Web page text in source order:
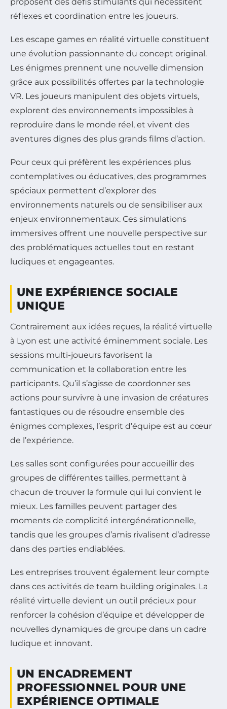
proposent des défis stimulants qui nécessitent
réflexes et coordination entre les joueurs.
Les escape games en réalité virtuelle constituent
une évolution passionnante du concept original.
Les énigmes prennent une nouvelle dimension
grâce aux possibilités offertes par la technologie
VR. Les joueurs manipulent des objets virtuels,
explorent des environnements impossibles à
reproduire dans le monde réel, et vivent des
aventures dignes des plus grands films d’action.
Pour ceux qui préfèrent les expériences plus
contemplatives ou éducatives, des programmes
spéciaux permettent d’explorer des
environnements naturels ou de sensibiliser aux
enjeux environnementaux. Ces simulations
immersives offrent une nouvelle perspective sur
des problématiques actuelles tout en restant
ludiques et engageantes.
UNE EXPÉRIENCE SOCIALE
UNIQUE
Contrairement aux idées reçues, la réalité virtuelle
à Lyon est une activité éminemment sociale. Les
sessions multi-joueurs favorisent la
communication et la collaboration entre les
participants. Qu’il s’agisse de coordonner ses
actions pour survivre à une invasion de créatures
fantastiques ou de résoudre ensemble des
énigmes complexes, l’esprit d’équipe est au cœur
de l’expérience.
Les salles sont configurées pour accueillir des
groupes de différentes tailles, permettant à
chacun de trouver la formule qui lui convient le
mieux. Les familles peuvent partager des
moments de complicité intergénérationnelle,
tandis que les groupes d’amis rivalisent d’adresse
dans des parties endiablées.
Les entreprises trouvent également leur compte
dans ces activités de team building originales. La
réalité virtuelle devient un outil précieux pour
renforcer la cohésion d’équipe et développer de
nouvelles dynamiques de groupe dans un cadre
ludique et innovant.
UN ENCADREMENT
PROFESSIONNEL POUR UNE
EXPÉRIENCE OPTIMALE